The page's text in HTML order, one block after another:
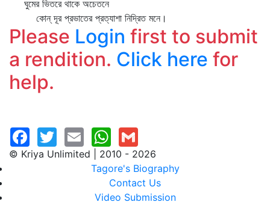
ঘুমের ভিতরে থাকে অচেতনে
কোন্‌ দূর প্রভাতের প্রত্যাশা নিদ্রিত মনে।
Please Login first to submit
a rendition. Click here for
help.
© Kriya Unlimited | 2010 - 2026
Tagore's Biography
Contact Us
Video Submission